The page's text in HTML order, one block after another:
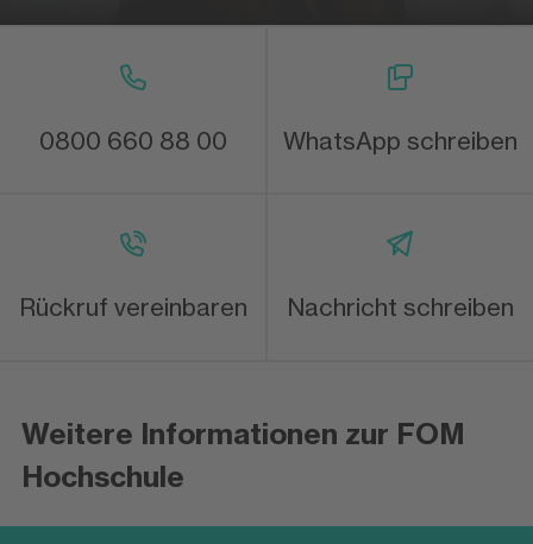
0800 660 88 00 WhatsApp schreiben
Rückruf vereinbaren Nachricht schreiben
Weitere Informationen zur FOM
Hochschule